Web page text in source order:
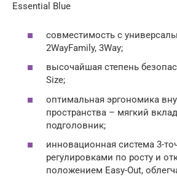
Essential Blue
совместимость с
2WayFamily, 3Way;
высочайшая степень
Size;
оптимальная эргономика
пространства – мягкий
подголовник;
инновационная система 3-
регулировками по росту и
положением Easy-Out,